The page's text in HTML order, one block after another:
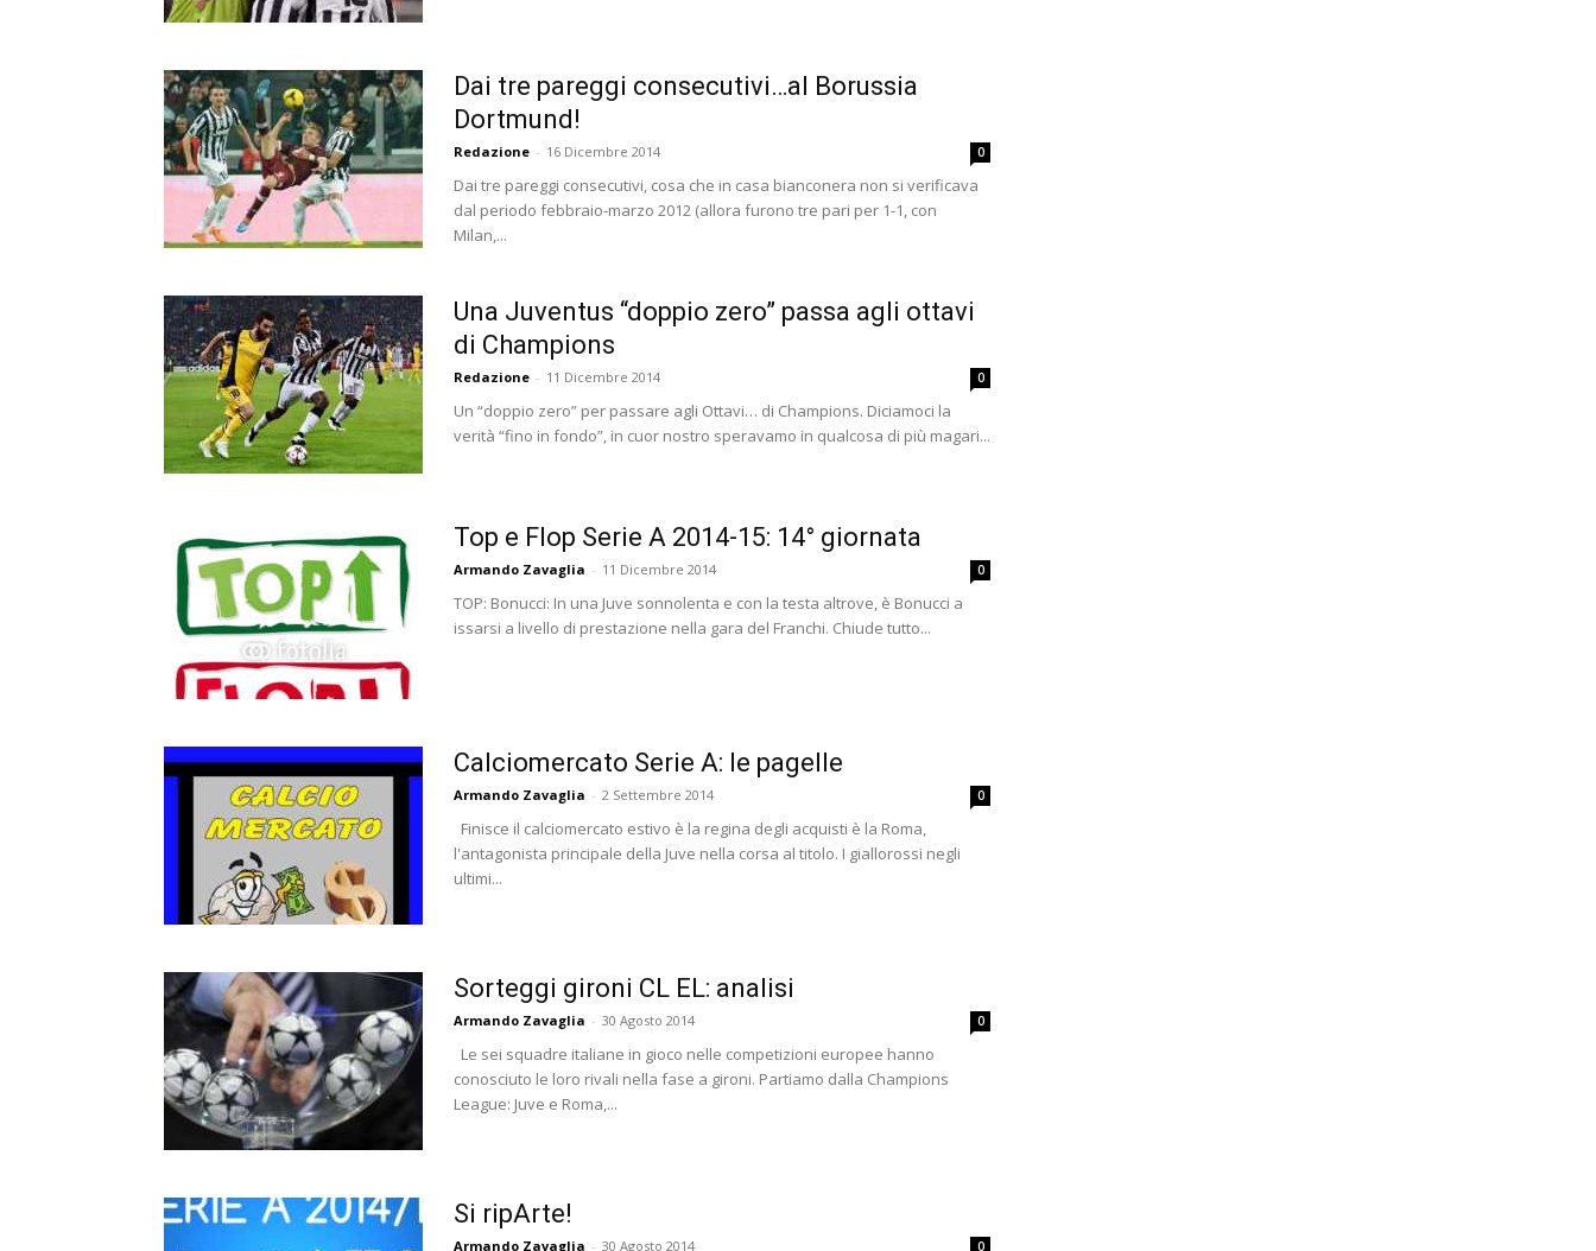
Dai tre pareggi consecutivi…al Borussia
Dortmund!
Redazione - 16 Dicembre 2014 0
Dai tre pareggi consecutivi, cosa che in casa bianconera non si verificava
dal periodo febbraio-marzo 2012 (allora furono tre pari per 1-1, con
Milan,...
Una Juventus “doppio zero” passa agli ottavi
di Champions
Redazione - 11 Dicembre 2014 0
Un “doppio zero” per passare agli Ottavi… di Champions. Diciamoci la
verità “fino in fondo”, in cuor nostro speravamo in qualcosa di più magari...
Top e Flop Serie A 2014-15: 14° giornata
Armando Zavaglia - 11 Dicembre 2014 0
TOP: Bonucci: In una Juve sonnolenta e con la testa altrove, è Bonucci a
issarsi a livello di prestazione nella gara del Franchi. Chiude tutto...
Calciomercato Serie A: le pagelle
Armando Zavaglia - 2 Settembre 2014 0
Finisce il calciomercato estivo è la regina degli acquisti è la Roma,
l'antagonista principale della Juve nella corsa al titolo. I giallorossi negli
ultimi...
Sorteggi gironi CL EL: analisi
Armando Zavaglia - 30 Agosto 2014 0
Le sei squadre italiane in gioco nelle competizioni europee hanno
conosciuto le loro rivali nella fase a gironi. Partiamo dalla Champions
League: Juve e Roma,...
Si ripArte!
Armando Zavaglia - 30 Agosto 2014 0